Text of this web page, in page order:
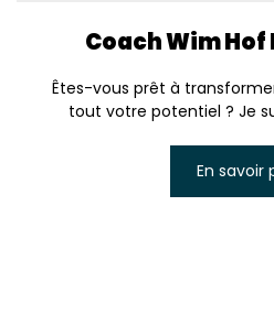
Coach Wim
Êtes-vous prêt à
tout votre potentiel ? Je
En savoir